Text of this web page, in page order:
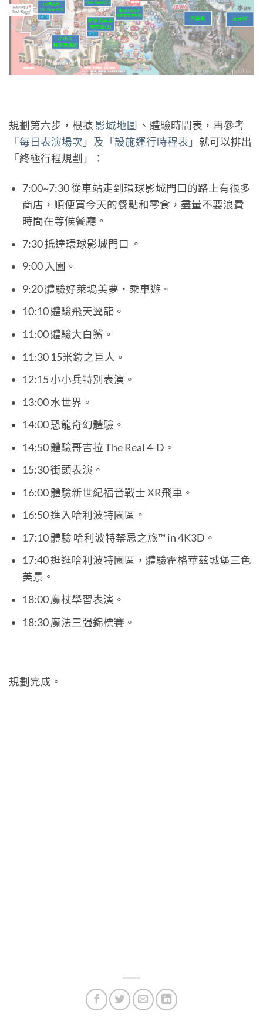
規劃第六步，根據 影城地圖 、體驗時間表，再參考
「每日表演場次」及「設施運行時程表」 就可以排出
「終極行程規劃」：
7:00~7:30 從車站走到環球影城門口的路上有很多
商店，順便買今天的餐點和零食，盡量不要浪費
時間在等候餐廳。
7:30 抵達環球影城門口 。
9:00 入園。
9:20 體驗好萊塢美夢‧乘車遊。
10:10 體驗飛天翼龍。
11:00 體驗大白鯊。
11:30 15米鎧之巨人。
12:15 小小兵特別表演。
13:00 水世界。
14:00 恐龍奇幻體驗。
14:50 體驗哥吉拉 The Real 4-D。
15:30 街頭表演。
16:00 體驗新世紀福音戰士 XR飛車。
16:50 進入哈利波特園區。
17:10 體驗 哈利波特禁忌之旅™ in 4K3D。
17:40 逛逛哈利波特園區，體驗霍格華茲城堡三色
美景。
18:00 魔杖學習表演。
18:30 魔法三强錦標賽。
規劃完成。